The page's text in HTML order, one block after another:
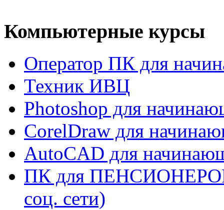
Компьютерные курсы
Оператор ПК для
Техник ИВЦ
Photoshop для
CorelDraw для
AutoCAD для
ПК для ПЕНСИОНЕРОВ
соц. сети)